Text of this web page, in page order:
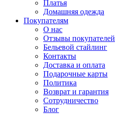
Платья
Домашняя одежда
Покупателям
О нас
Отзывы покупателей
Бельевой стайлинг
Контакты
Доставка и оплата
Подарочные карты
Политика
Возврат и гарантия
Сотрудничество
Блог